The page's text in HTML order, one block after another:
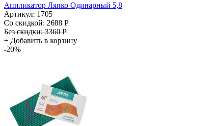
Аппликатор Ляпко Одинарный 5,8
Артикул: 1705
Со скидкой: 2688 Р
Без скидки:3360 Р
+ Добавить в корзину
-20%